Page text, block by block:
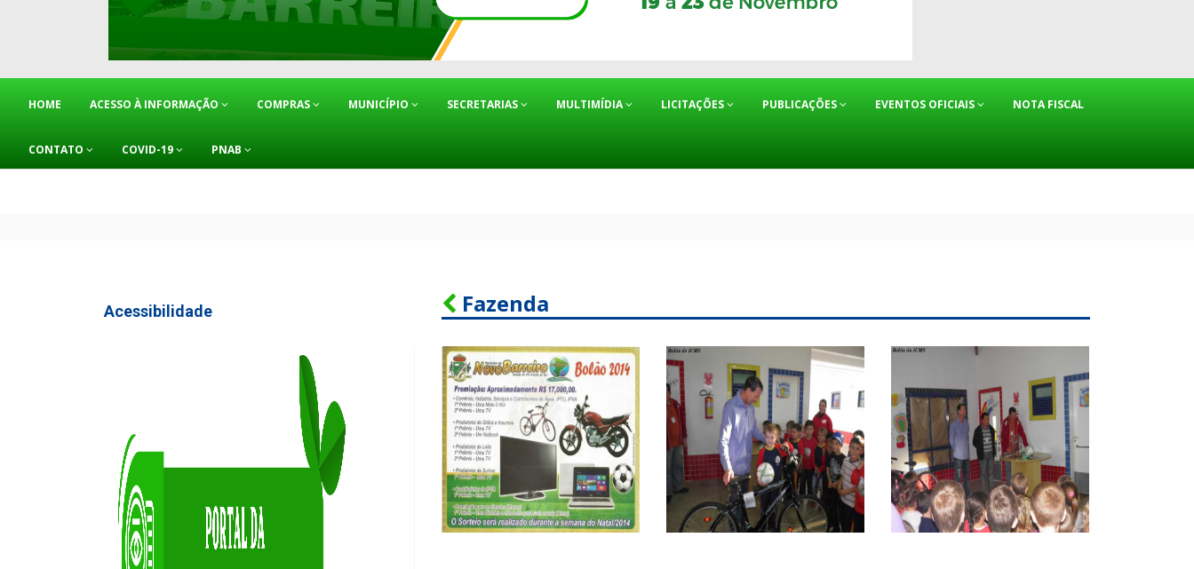
HOME ACESSO À INFORMAÇÃO COMPRAS MUNICÍPIO SECRETARIAS MULTIMÍDIA LICITAÇÕES PUBLICAÇÕES EVENTOS OFICIAIS NOTA FISCAL
CONTATO COVID-19 PNAB
Acessibilidade Fazenda